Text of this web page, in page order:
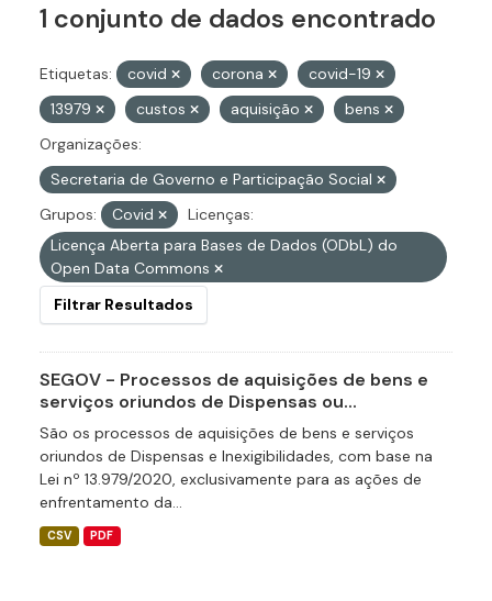
1 conjunto de dados encontrado
Etiquetas: covid corona
covid-19
13979
custos aquisição
bens
Organizações:
Secretaria de Governo e Participação Social
Grupos:
Covid
Licenças:
Licença Aberta para Bases de Dados (ODbL) do
Open Data Commons
Filtrar Resultados
SEGOV - Processos de aquisições de bens e
serviços oriundos de Dispensas ou...
São os processos de aquisições de bens e serviços
oriundos de Dispensas e Inexigibilidades, com base na
Lei nº 13.979/2020, exclusivamente para as ações de
enfrentamento da...
CSV PDF